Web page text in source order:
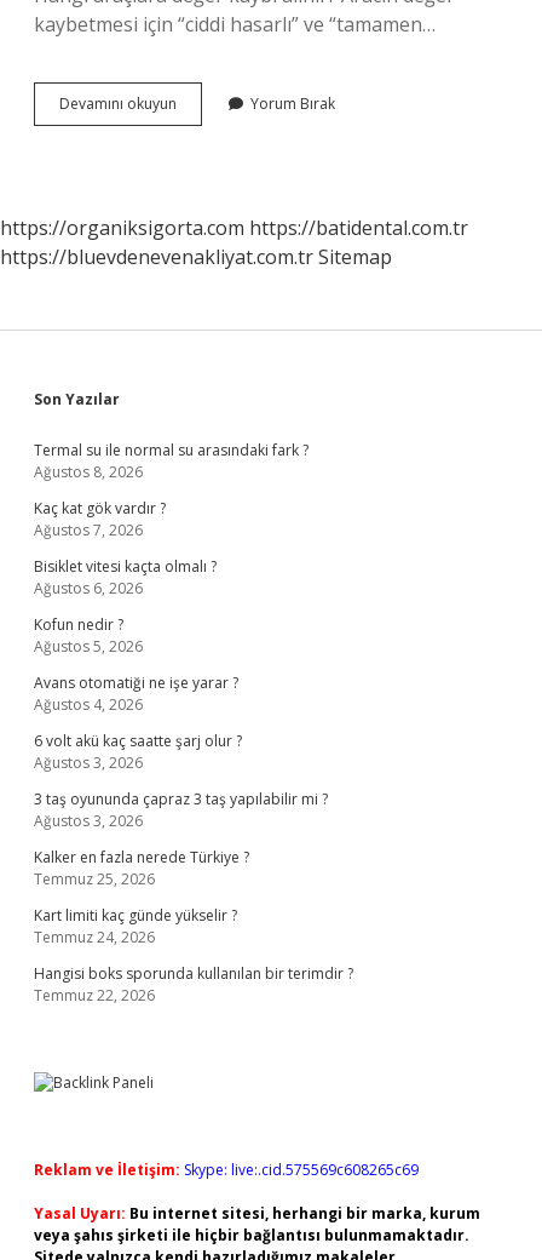
kaybetmesi için “ciddi hasarlı” ve “tamamen…
Devamını okuyun Arabanın
Değeri
Yorum Bırak
https://organiksigorta.com https://batidental.com.tr
https://bluevdenevenakliyat.com.trSitemap
Sidebar
Son Yazılar
Termal su ile normal su arasındaki fark ?
Ağustos 8, 2026
Kaç kat gök vardır ?
Ağustos 7, 2026
Bisiklet vitesi kaçta olmalı ?
Ağustos 6, 2026
Kofun nedir ?
Ağustos 5, 2026
Avans otomatiği ne işe yarar ?
Ağustos 4, 2026
6 volt akü kaç saatte şarj olur ?
Ağustos 3, 2026
3 taş oyununda çapraz 3 taş yapılabilir mi ?
Ağustos 3, 2026
Kalker en fazla nerede Türkiye ?
Temmuz 25, 2026
Kart limiti kaç günde yükselir ?
Temmuz 24, 2026
Hangisi boks sporunda kullanılan bir terimdir ?
Temmuz 22, 2026
Reklam ve İletişim: Skype: live:.cid.575569c608265c69
Yasal Uyarı: Bu internet sitesi, herhangi bir marka, kurum
veya şahıs şirketi ile hiçbir bağlantısı bulunmamaktadır.